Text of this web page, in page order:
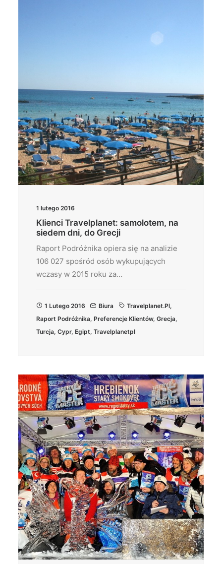
1 lutego 2016
Klienci Travelplanet: samolotem, na
siedem dni, do Grecji
Raport Podróżnika opiera się na analizie
106 027 spośród osób wykupujących
wczasy w 2015 roku za…
1 Lutego 2016 Biura Travelplanet.pl,
Raport Podróżnika, Preferencje Klientów, Grecja,
Turcja, Cypr, Egipt, Travelplanetpl